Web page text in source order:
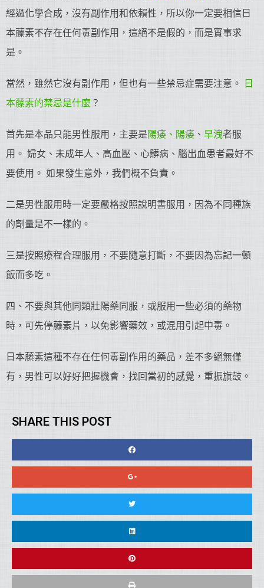
經過化學合成，沒有副作用和依賴性，所以你一定要相信日
本藤素不存在任何毒副作用，這絕不是假的，而是實事求
是。
當然，雖然它沒有副作用，但也有一些禁忌症需要注意。
日
本藤素的禁忌是什麼 ？
首先是本品只能男性服用，主要是陽痿、陽痿 、 早洩者服
用。 婦女、未成年人、高血壓、心髒病、腦出血患者最好不
要使用。 如果發生意外，我們概不負責。
二是男性服用時一定要嚴格按照說明書服用，因為不同種族
的劑量是不一樣的。
三是按照療程合理服用，不要隨意打斷，不要因為忘記一頓
飯而多吃。
四、不要與其他同類壯陽藥同服，或服用一些必須的藥物
時，可先停藤素片，以免影響藥效，或混用引起中毒。
日本藤素這種不存在任何毒副作用的藥品，差不多絕無僅
有，男性可以好好把握機會，找回當初的感覺，重振旗鼓。
SHARE THIS POST